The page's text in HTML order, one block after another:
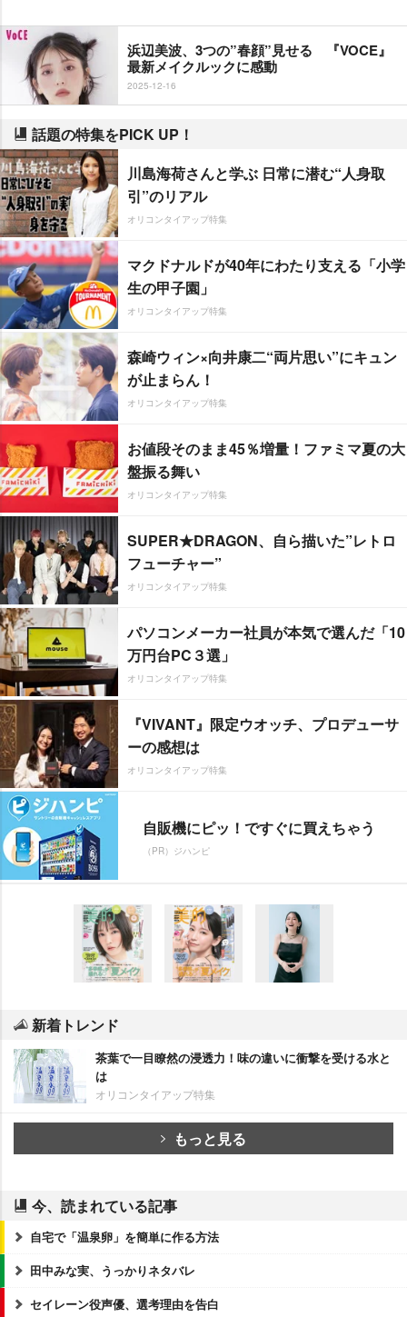
浜辺美波、3つの”春顔”見せる 『VOCE』
最新メイクルックに感動
2025-12-16
話題の特集をPICK UP！
川島海荷さんと学ぶ 日常に潜む“人身取
引”のリアル
オリコンタイアップ特集
マクドナルドが40年にわたり支える「小学
生の甲子園」
オリコンタイアップ特集
森崎ウィン×向井康二“両片思い”にキュン
が止まらん！
オリコンタイアップ特集
お値段そのまま45％増量！ファミマ夏の大
盤振る舞い
オリコンタイアップ特集
SUPER★DRAGON、自ら描いた”レトロ
フューチャー”
オリコンタイアップ特集
パソコンメーカー社員が本気で選んだ「10
万円台PC３選」
オリコンタイアップ特集
『VIVANT』限定ウオッチ、プロデューサ
ーの感想は
オリコンタイアップ特集
自販機にピッ！ですぐに買えちゃう
（PR）ジハンピ
新着トレンド
茶葉で一目瞭然の浸透力！味の違いに衝撃を受ける水と
は
オリコンタイアップ特集
もっと見る
今、読まれている記事
自宅で「温泉卵」を簡単に作る方法
田中みな実、うっかりネタバレ
セイレーン役声優、選考理由を告白